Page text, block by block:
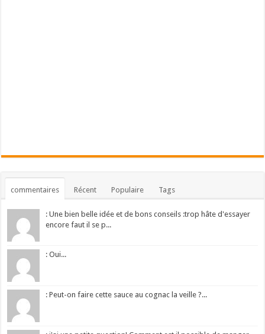
commentaires Récent Populaire Tags
: Une bien belle idée et de bons conseils :trop hâte d'essayer
encore faut il se p...
: Oui...
: Peut-on faire cette sauce au cognac la veille ?...